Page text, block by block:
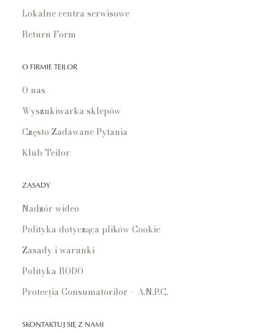
Lokalne centra serwisowe
Return Form
O FIRMIE TEILOR
O nas
Wyszukiwarka sklepów
Często Zadawane Pytania
Klub Teilor
ZASADY
Nadzór wideo
Polityka dotycząca plików Cookie
Zasady i warunki
Polityka RODO
Protecția Consumatorilor – A.N.P.C.
SKONTAKTUJ SIĘ Z NAMI